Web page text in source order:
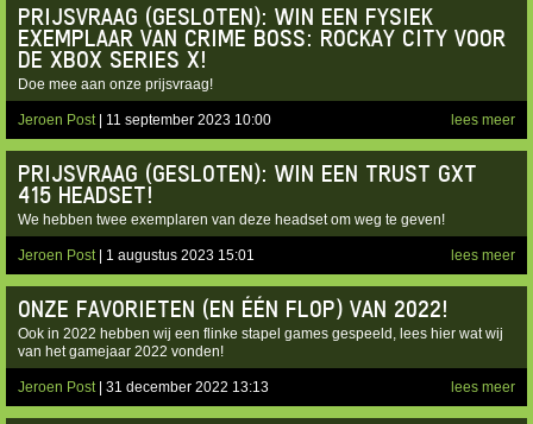
PRIJSVRAAG (GESLOTEN): WIN EEN FYSIEK
EXEMPLAAR VAN CRIME BOSS: ROCKAY CITY VOOR
DE XBOX SERIES X!
Doe mee aan onze prijsvraag!
Jeroen Post | 11 september 2023 10:00 lees meer
PRIJSVRAAG (GESLOTEN): WIN EEN TRUST GXT
415 HEADSET!
We hebben twee exemplaren van deze headset om weg te geven!
Jeroen Post | 1 augustus 2023 15:01 lees meer
ONZE FAVORIETEN (EN ÉÉN FLOP) VAN 2022!
Ook in 2022 hebben wij een flinke stapel games gespeeld, lees hier wat wij
van het gamejaar 2022 vonden!
Jeroen Post | 31 december 2022 13:13 lees meer